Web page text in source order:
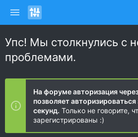
Упс! Мы столкнулись с
проблемами.
На форуме авторизация
позволяет авторизироваться
секунд. Только не говорите,
зарегистрированы :)